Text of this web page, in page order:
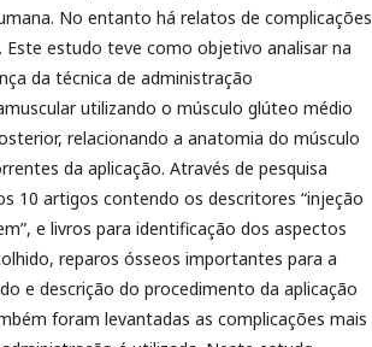
No entanto há relatos de complicações
Este estudo teve como objetivo analisar na
da técnica de administração
utilizando o músculo glúteo médio
relacionando a anatomia do músculo
da aplicação. Através de pesquisa
10 artigos contendo os descritores “injeção
e livros para identificação dos aspectos
reparos ósseos importantes para a
e descrição do procedimento da aplicação
foram levantadas as complicações mais